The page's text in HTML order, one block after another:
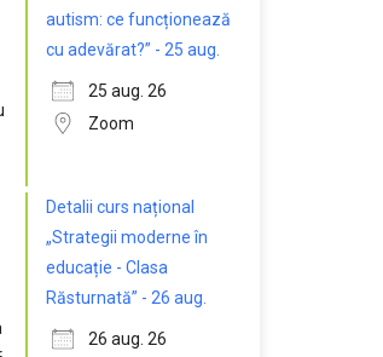
autism: ce funcționează
cu adevărat?” - 25 aug.
25 aug. 26
Zoom
Detalii curs național
„Strategii moderne în
educație - Clasa
Răsturnată” - 26 aug.
26 aug. 26